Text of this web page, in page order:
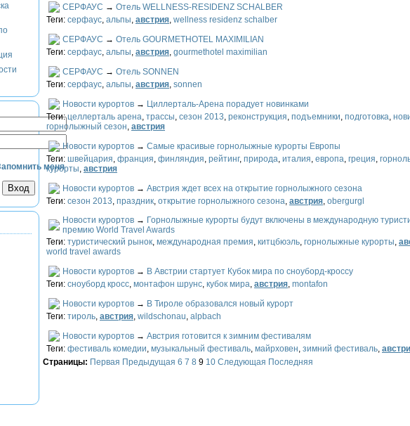
меня
СЕРФАУС → Отель WELLNESS-RESIDENZ SCHALBER
Теги: серфаус, альпы, австрия, wellness residenz schalber
СЕРФАУС → Отель GOURMETHOTEL MAXIMILIAN
Теги: серфаус, альпы, австрия, gourmethotel maximilian
СЕРФАУС → Отель SONNEN
Теги: серфаус, альпы, австрия, sonnen
Новости курортов → Циллерталь-Арена порадует новинками
Теги:целлерталь арена, трассы, сезон 2013, реконструкция, подъемники, подготовка,
горнолыжный сезон, австрия
Новости курортов → Самые красивые горнолыжные курорты Европы
Теги: швейцария, франция, финляндия, рейтинг, природа, италия, европа, греция,
курорты, австрия
Новости курортов → Австрия ждет всех на открытие горнолыжного сезона
Теги: сезон 2013, праздник, открытие горнолыжного сезона, австрия, obergurgl
Новости курортов → Горнолыжные курорты будут включены в международную
премию World Travel Awards
Теги: туристический рынок, международная премия, китцбюэль, горнолыжные курорты,
world travel awards
Новости курортов → В Австрии стартует Кубок мира по сноуборд-кроссу
Теги: сноуборд кросс, монтафон шрунс, кубок мира, австрия, montafon
Новости курортов → В Тироле образовался новый курорт
Теги: тироль, австрия, wildschonau, alpbach
Новости курортов → Австрия готовится к зимним фестивалям
Теги: фестиваль комедии, музыкальный фестиваль, майрховен, зимний фестиваль,
Страницы: Первая Предыдущая 6 7 8 9 10 Следующая Последняя